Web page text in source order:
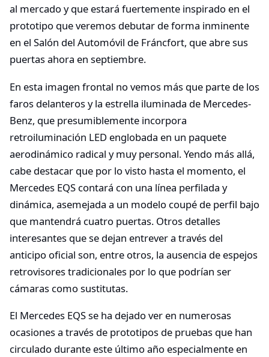
al mercado y que estará fuertemente inspirado en el
prototipo que veremos debutar de forma inminente
en el Salón del Automóvil de Fráncfort, que abre sus
puertas ahora en septiembre.
En esta imagen frontal no vemos más que parte de los
faros delanteros y la estrella iluminada de Mercedes-
Benz, que presumiblemente incorpora
retroiluminación LED englobada en un paquete
aerodinámico radical y muy personal. Yendo más allá,
cabe destacar que por lo visto hasta el momento, el
Mercedes EQS contará con una línea perfilada y
dinámica, asemejada a un modelo coupé de perfil bajo
que mantendrá cuatro puertas. Otros detalles
interesantes que se dejan entrever a través del
anticipo oficial son, entre otros, la ausencia de espejos
retrovisores tradicionales por lo que podrían ser
cámaras como sustitutas.
El Mercedes EQS se ha dejado ver en numerosas
ocasiones a través de prototipos de pruebas que han
circulado durante este último año especialmente en